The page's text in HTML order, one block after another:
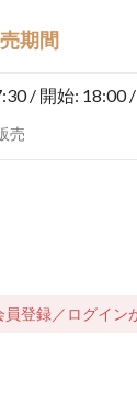
期間
/ 開始: 18:00
売
登録／ログイン